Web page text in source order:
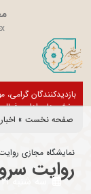
بازدیدکنندگان
بخش های اداری
صفحه نخست » اخبار
نمایشگاه مجازی
روایتسه شنبه 21 بهمن 1399 - 10:18